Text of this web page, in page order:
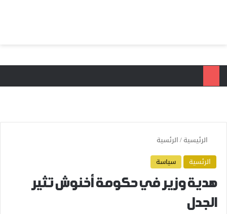
الرئيسية/الرئسية
الرئسية
سياسة
هدية وزير في حكومة أخنوش تثير
الجدل